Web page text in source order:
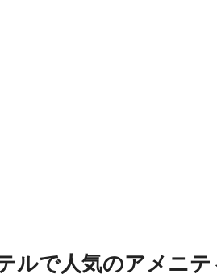
ル⁠で人⁠気⁠のア⁠メ⁠ニ⁠テ⁠